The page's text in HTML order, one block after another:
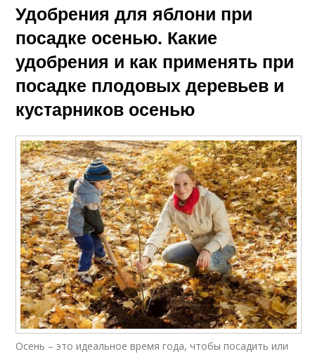
Удобрения для яблони при
посадке осенью. Какие
удобрения и как применять при
посадке плодовых деревьев и
кустарников осенью
Осень – это идеальное время года, чтобы посадить или